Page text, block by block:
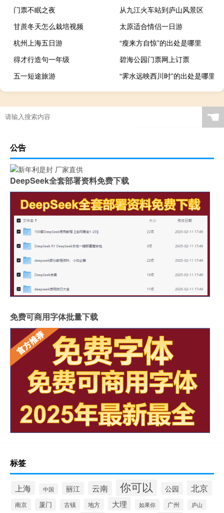
门票不眠之夜
从九江火车站到庐山风景区
甘蔗冬天怎么栽培视频
太原适合情侣一日游
杭州上海五日游
“瘦来方自惊”的出处是哪里
得才行造句一年级
碧海公园门票网上订票
五一短途旅游
“霁水远映西川时”的出处是哪里
☚
公告
DeepSeek全套部署资料免费下载
免费可商用字体批量下载
标签
上海 中国 丽江 云南 你可以 公园 北京
南京 厦门 古镇 地方 大理 如果你 广州 庐山